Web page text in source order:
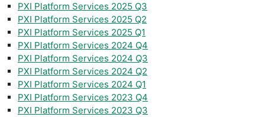
PXI Platform Services 2025 Q3
PXI Platform Services 2025 Q2
PXI Platform Services 2025 Q1
PXI Platform Services 2024 Q4
PXI Platform Services 2024 Q3
PXI Platform Services 2024 Q2
PXI Platform Services 2024 Q1
PXI Platform Services 2023 Q4
PXI Platform Services 2023 Q3